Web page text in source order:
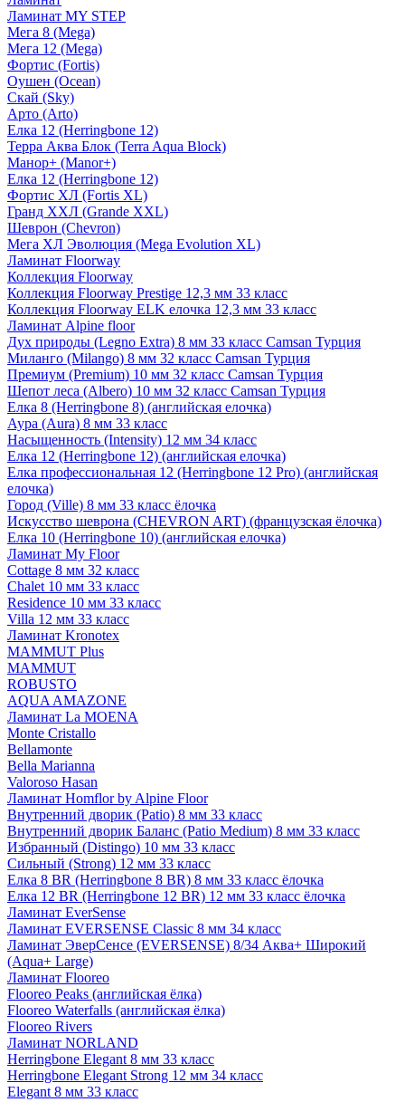
Ламинат MY STEP
Мега 8 (Mega)
Мега 12 (Mega)
Фортис (Fortis)
Оушен (Ocean)
Скай (Sky)
Арто (Arto)
Елка 12 (Herringbone 12)
Терра Аква Блок (Terra Aqua Block)
Манор+ (Manor+)
Елка 12 (Herringbone 12)
Фортис ХЛ (Fortis XL)
Гранд ХХЛ (Grande XXL)
Шеврон (Chevron)
Мега ХЛ Эволюция (Mega Evolution XL)
Ламинат Floorway
Коллекция Floorway
Коллекция Floorway Prestige 12,3 мм 33 класс
Коллекция Floorway ELK елочка 12,3 мм 33 класс
Ламинат Alpine floor
Дух природы (Legno Extra) 8 мм 33 класс Camsan Турция
Миланго (Milango) 8 мм 32 класс Camsan Турция
Премиум (Premium) 10 мм 32 класс Camsan Турция
Шепот леса (Albero) 10 мм 32 класс Camsan Турция
Елка 8 (Herringbone 8) (английская елочка)
Аура (Aura) 8 мм 33 класс
Насыщенность (Intensity) 12 мм 34 класс
Елка 12 (Herringbone 12) (английская елочка)
Елка профессиональная 12 (Herringbone 12 Pro) (английская
елочка)
Город (Ville) 8 мм 33 класс ёлочка
Искусство шеврона (CHEVRON ART) (французская ёлочка)
Елка 10 (Herringbone 10) (английская елочка)
Ламинат My Floor
Cottage 8 мм 32 класс
Chalet 10 мм 33 класс
Residence 10 мм 33 класс
Villa 12 мм 33 класс
Ламинат Kronotex
MAMMUT Plus
MAMMUT
ROBUSTO
AQUA AMAZONE
Ламинат La MOENA
Monte Cristallo
Bellamonte
Bella Marianna
Valoroso Hasan
Ламинат Homflor by Alpine Floor
Внутренний дворик (Patio) 8 мм 33 класс
Внутренний дворик Баланс (Patio Medium) 8 мм 33 класс
Избранный (Distingo) 10 мм 33 класс
Сильный (Strong) 12 мм 33 класс
Елка 8 BR (Herringbone 8 BR) 8 мм 33 класс ёлочка
Елка 12 BR (Herringbone 12 BR) 12 мм 33 класс ёлочка
Ламинат EverSense
Ламинат EVERSENSE Classic 8 мм 34 класс
Ламинат ЭверСенсе (EVERSENSE) 8/34 Аква+ Широкий
(Aqua+ Large)
Ламинат Flooreo
Flooreo Peaks (английская ёлка)
Flooreo Waterfalls (английская ёлка)
Flooreo Rivers
Ламинат NORLAND
Herringbone Elegant 8 мм 33 класс
Herringbone Elegant Strong 12 мм 34 класс
Elegant 8 мм 33 класс